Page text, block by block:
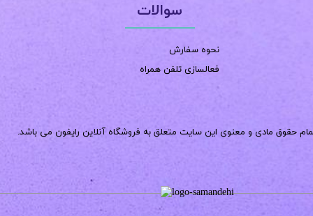
سوالات
نحوه سفارش
فعالسازی تلفن همراه
حقوق مادی و معنوی این سایت متعلق به فروشگاه آنلاین رایفون می باشد.